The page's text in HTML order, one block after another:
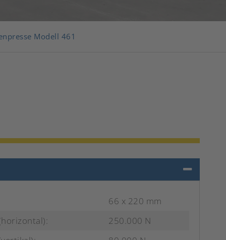
Modell 461
66 x 220 mm
250.000 N